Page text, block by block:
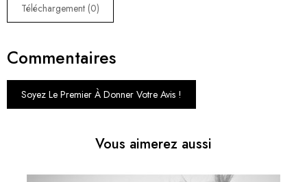
Téléchargement (0)
Commentaires
Soyez Le Premier À Donner Votre Avis !
Vous aimerez aussi